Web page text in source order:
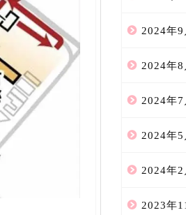
2024年9
2024年8
2024年7
2024年5
2024年2
2023年